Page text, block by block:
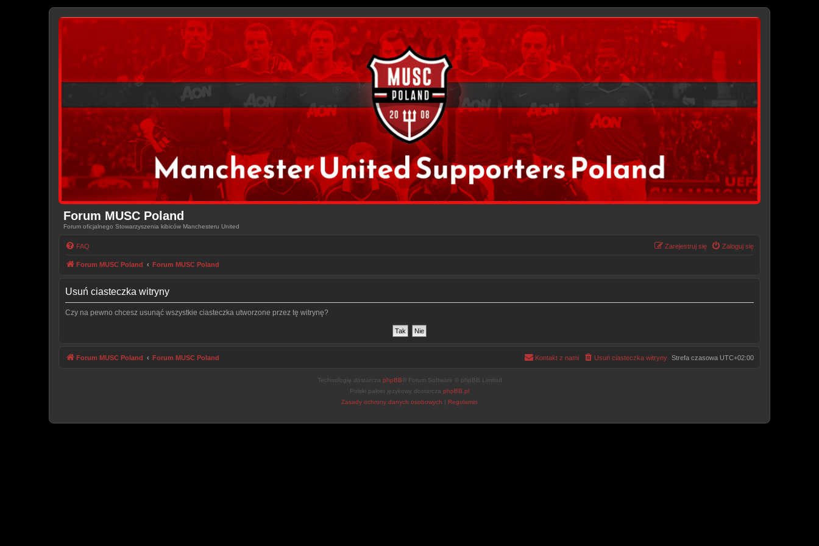
Forum MUSC Poland
Forum oficjalnego Stowarzyszenia kibiców Manchesteru United
FAQ Zaloguj się
Zarejestruj się
Forum MUSC Poland Forum MUSC Poland
Usuń ciasteczka witryny
Czy na pewno chcesz usunąć wszystkie ciasteczka utworzone przez tę witrynę?
Forum MUSC Poland Forum MUSC Poland Strefa czasowa UTC+02:00
Usuń ciasteczka witryny
Kontakt z nami
Technologię dostarcza phpBB ® Forum Software © phpBB Limited
Polski pakiet językowy dostarcza phpBB.pl
Zasady ochrony danych osobowych
Regulamin